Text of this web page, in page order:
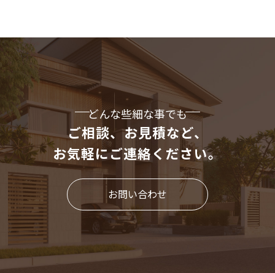
どんな些細な事でも
ご相談、お見積など、
お気軽にご連絡ください。
お問い合わせ